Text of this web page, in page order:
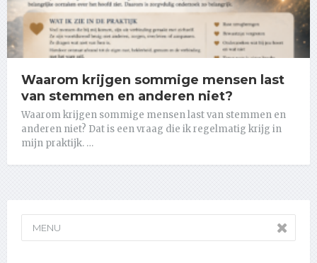
Waarom krijgen sommige mensen last
van stemmen en anderen niet?
Waarom krijgen sommige mensen last van stemmen en
anderen niet? Dat is een vraag die ik regelmatig krijg in
mijn praktijk. …
MENU